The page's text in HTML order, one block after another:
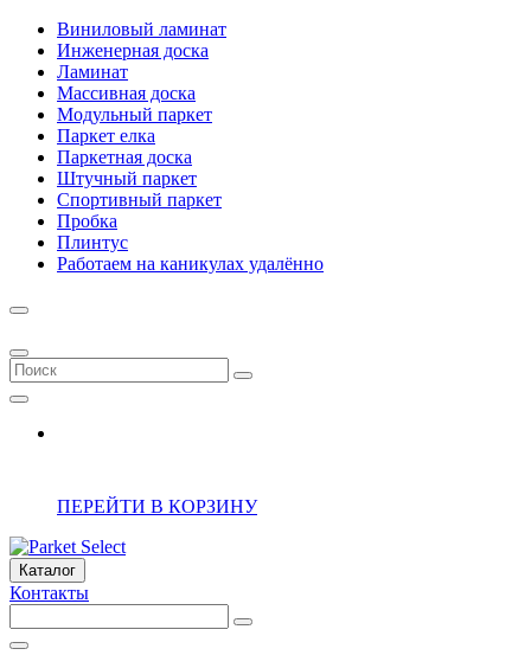
Виниловый ламинат
Инженерная доска
Ламинат
Массивная доска
Модульный паркет
Паркет елка
Паркетная доска
Штучный паркет
Спортивный паркет
Пробка
Плинтус
Работаем на каникулах удалённо
ПЕРЕЙТИ В КОРЗИНУ
Каталог
Контакты